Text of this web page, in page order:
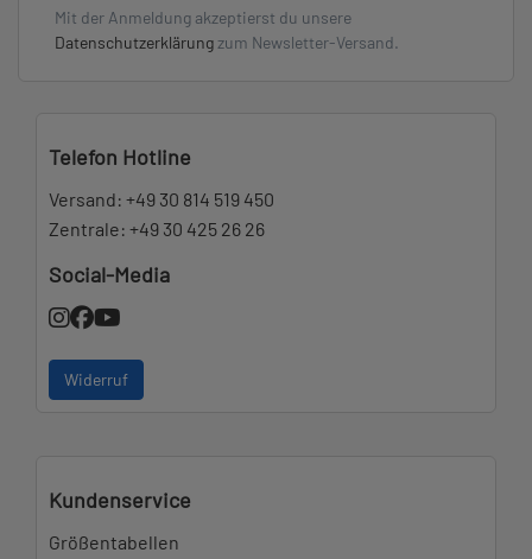
Mit der Anmeldung akzeptierst du unsere
Datenschutzerklärung zum Newsletter-Versand.
Telefon Hotline
Versand: +49 30 814 519 450
Zentrale: +49 30 425 26 26
Social-Media
Widerruf
Kundenservice
Größentabellen